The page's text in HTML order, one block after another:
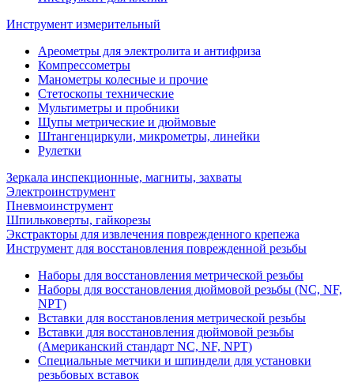
Инструмент измерительный
Ареометры для электролита и антифриза
Компрессометры
Манометры колесные и прочие
Стетоскопы технические
Мультиметры и пробники
Щупы метрические и дюймовые
Штангенциркули, микрометры, линейки
Рулетки
Зеркала инспекционные, магниты, захваты
Электроинструмент
Пневмоинструмент
Шпильковерты, гайкорезы
Экстракторы для извлечения поврежденного крепежа
Инструмент для восстановления поврежденной резьбы
Наборы для восстановления метрической резьбы
Наборы для восстановления дюймовой резьбы (NC, NF,
NPT)
Вставки для восстановления метрической резьбы
Вставки для восстановления дюймовой резьбы
(Американский стандарт NC, NF, NPT)
Специальные метчики и шпиндели для установки
резьбовых вставок